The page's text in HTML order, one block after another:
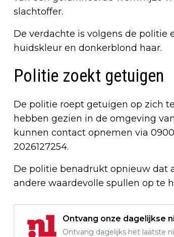
slachtoffer.
De verdachte is volgens de politie
huidskleur en donkerblond haar.
Politie zoekt getuigen
De politie roept getuigen op zich
hebben gezien in de omgeving
kunnen contact opnemen via
2026127254.
De politie benadrukt opnieuw dat
andere waardevolle spullen op te
Ontvang onze dagelijkse
Ontvang dagelijks het laatste